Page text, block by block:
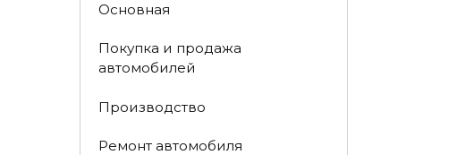
Основная
Покупка и продажа
автомобилей
Производство
Ремонт автомобиля